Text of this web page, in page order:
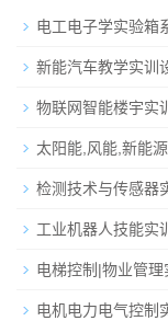
电工电子学实验箱
新能汽车教学实训
物联网智能楼宇实
太阳能,风能,新能
检测技术与传感器
工业机器人技能实
电梯控制|物业管理
电机电力电气控制